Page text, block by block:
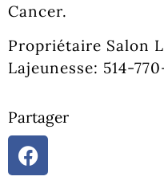
Cancer.
Propriétaire Salon
Lajeunesse: 514-
Partager